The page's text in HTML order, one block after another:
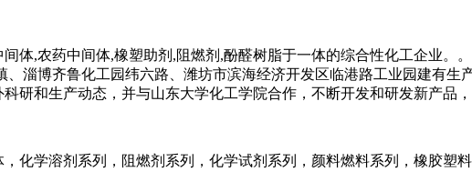
体,农药中间体,橡塑助剂,阻燃剂,酚醛树脂于一体的综合性化工企业。
淄博齐鲁化工园纬六路、潍坊市滨海经济开发区临港路工业园建有
研和生产动态，并与山东大学化工学院合作，不断开发和研发新产品
化学溶剂系列，阻燃剂系列，化学试剂系列，颜料燃料系列，橡胶塑